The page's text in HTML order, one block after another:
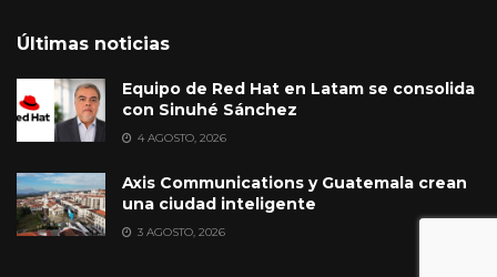
Últimas noticias
Equipo de Red Hat en Latam se consolida
con Sinuhé Sánchez
4 AGOSTO, 2026
Axis Communications y Guatemala crean
una ciudad inteligente
3 AGOSTO, 2026